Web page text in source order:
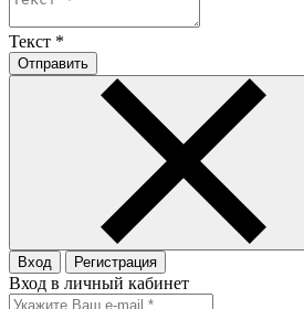
Текст *
Отправить
Вход Регистрация
Вход в личный кабинет